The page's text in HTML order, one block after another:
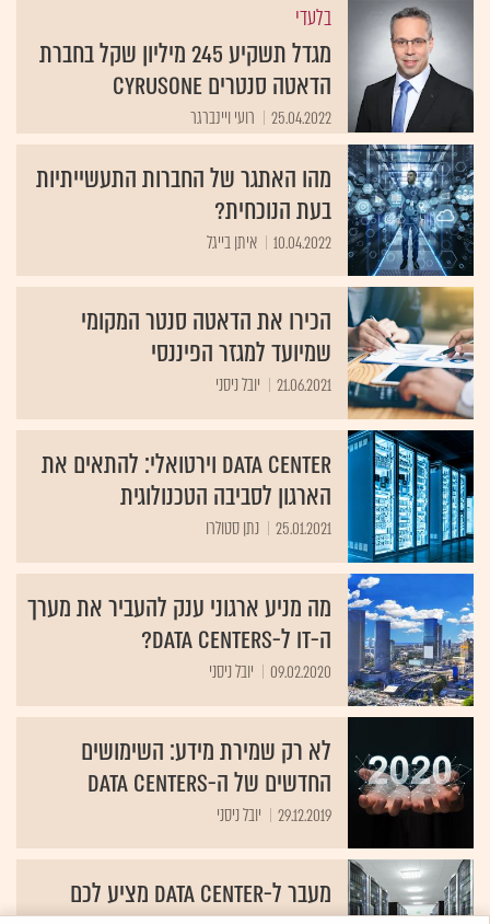
בלעדי
מגדל תשקיע 245 מיליון שקל בחברת
הדאטה סנטרים CyrusOne
25.04.2022 רועי ויינברגר
מהו האתגר של החברות התעשייתיות
בעת הנוכחית?
10.04.2022 איתן בייגל
הכירו את הדאטה סנטר המקומי
שמיועד למגזר הפיננסי
21.06.2021 יובל ניסני
Data Center וירטואלי: להתאים את
הארגון לסביבה הטכנולוגית
25.01.2021 נתן סטולרו
מה מניע ארגוני ענק להעביר את מערך
ה-IT ל-Data Centers?
09.02.2020 יובל ניסני
לא רק שמירת מידע: השימושים
החדשים של ה-Data Centers
29.12.2019 יובל ניסני
מעבר ל-DATA CENTER מציע לכם